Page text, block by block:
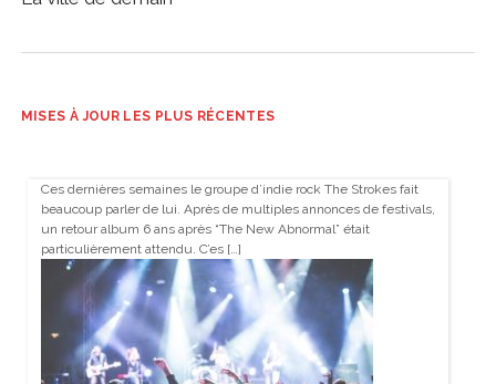
MISES À JOUR LES PLUS RÉCENTES
Ces dernières semaines le groupe d’indie rock The Strokes fait
beaucoup parler de lui. Après de multiples annonces de festivals,
un retour album 6 ans après “The New Abnormal” était
particulièrement attendu. C’es […]